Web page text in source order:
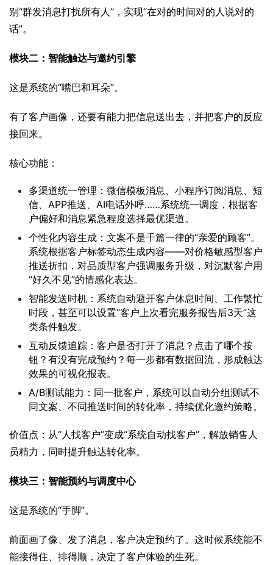
别“群发消息打扰所有人”，实现“在对的时间对的人说对的
话”。
模块二：智能触达与邀约引擎
这是系统的“嘴巴和耳朵”。
有了客户画像，还要有能力把信息送出去，并把客户的反应
接回来。
核心功能：
多渠道统一管理：微信模板消息、小程序订阅消息、短
信、APP推送、AI电话外呼……系统统一调度，根据客
户偏好和消息紧急程度选择最优渠道。
个性化内容生成：文案不是千篇一律的“亲爱的顾客”。
系统根据客户标签动态生成内容——对价格敏感型客户
推送折扣，对品质型客户强调服务升级，对沉默客户用
“好久不见”的情感化表达。
智能发送时机：系统自动避开客户休息时间、工作繁忙
时段，甚至可以设置“客户上次看完服务报告后3天”这
类条件触发。
互动反馈追踪：客户是否打开了消息？点击了哪个按
钮？有没有完成预约？每一步都有数据回流，形成触达
效果的可视化报表。
A/B测试能力：同一批客户，系统可以自动分组测试不
同文案、不同推送时间的转化率，持续优化邀约策略。
价值点：从“人找客户”变成“系统自动找客户”，解放销售人
员精力，同时提升触达转化率。
模块三：智能预约与调度中心
这是系统的“手脚”。
前面画了像、发了消息，客户决定预约了。这时候系统能不
能接得住、排得顺，决定了客户体验的生死。